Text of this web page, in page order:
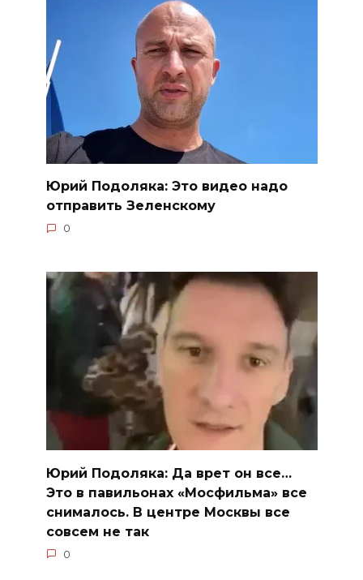
Юрий Подоляка: Это видео надо
отправить Зеленскому
0
Юрий Подоляка: Да врет он все…
Это в павильонах «Мосфильма» все
снималось. В центре Москвы все
совсем не так
0